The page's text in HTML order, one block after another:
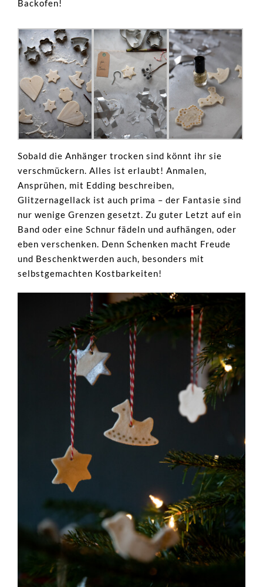
Backofen!
Sobald die Anhänger trocken sind könnt ihr sie
verschmückern. Alles ist erlaubt! Anmalen,
Ansprühen, mit Edding beschreiben,
Glitzernagellack ist auch prima – der Fantasie sind
nur wenige Grenzen gesetzt. Zu guter Letzt auf ein
Band oder eine Schnur fädeln und aufhängen, oder
eben verschenken. Denn Schenken macht Freude
und Beschenktwerden auch, besonders mit
selbstgemachten Kostbarkeiten!